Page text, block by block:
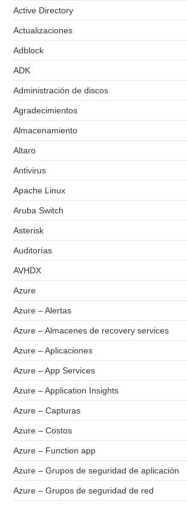
Active Directory
Actualizaciones
Adblock
ADK
Administración de discos
Agradecimientos
Almacenamiento
Altaro
Antivirus
Apache Linux
Aruba Switch
Asterisk
Auditorías
AVHDX
Azure
Azure – Alertas
Azure – Almacenes de recovery services
Azure – Aplicaciones
Azure – App Services
Azure – Application Insights
Azure – Capturas
Azure – Costos
Azure – Function app
Azure – Grupos de seguridad de aplicación
Azure – Grupos de seguridad de red